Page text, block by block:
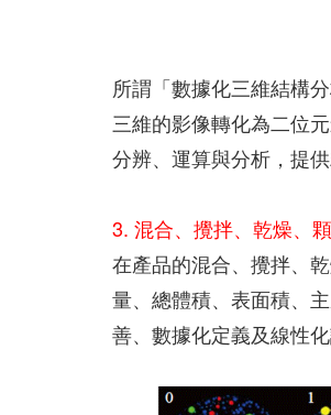
所謂「數據化三維結構
三維的影像轉化為二位
分辨、運算與分析，提
3. 混合、攪拌、乾燥、
在產品的混合、攪拌、
量、總體積、表面積、
善、數據化定義及線性